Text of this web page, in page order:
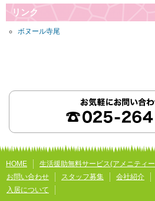
リンク
ボヌール寺尾
HOME 生活援助無料サービス(アメニティ
お問い合わせ
スタッフ募集 会社紹介
入居について